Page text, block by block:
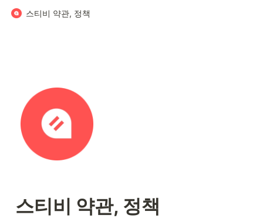
스티비 약관, 정책
스티비 약관, 정책